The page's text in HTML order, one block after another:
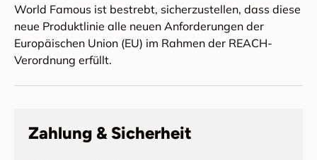
World Famous ist bestrebt, sicherzustellen, dass diese
neue Produktlinie alle neuen Anforderungen der
Europäischen Union (EU) im Rahmen der REACH-
Verordnung erfüllt.
Zahlung & Sicherheit